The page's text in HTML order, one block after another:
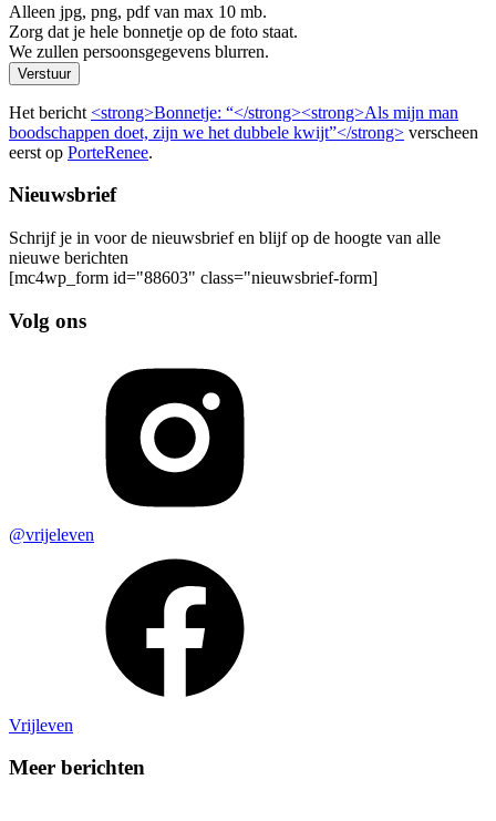
Alleen jpg, png, pdf van max 10 mb.
Zorg dat je hele bonnetje op de foto staat.
We zullen persoonsgegevens blurren.
Verstuur
Het bericht <strong>Bonnetje: “</strong><strong>Als mijn man
boodschappen doet, zijn we het dubbele kwijt”</strong> verscheen
eerst op PorteRenee.
Nieuwsbrief
Schrijf je in voor de nieuwsbrief en blijf op de hoogte van alle
nieuwe berichten
[mc4wp_form id="88603" class="nieuwsbrief-form]
Volg ons
@vrijeleven
Vrijleven
Meer berichten